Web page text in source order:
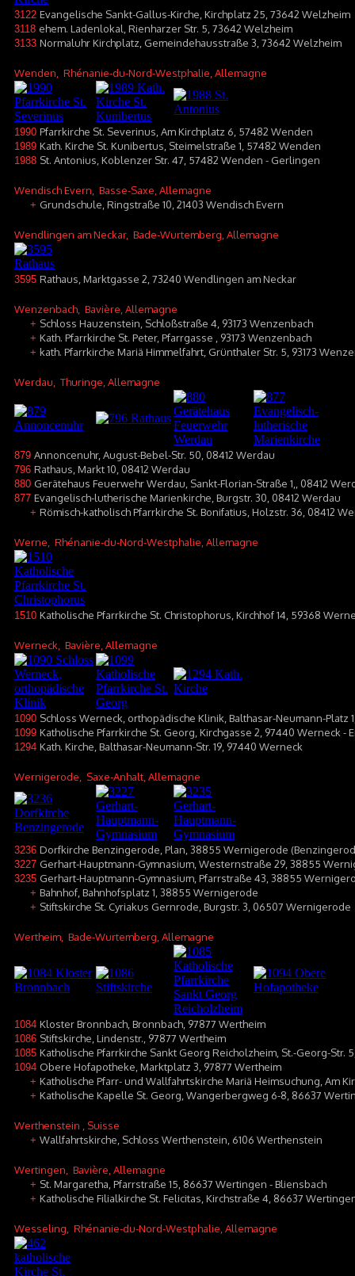
3122 Evangelische Sankt-Gallus-Kirche, Kirchplatz 25, 73642 Welzheim
3118 ehem. Ladenlokal, Rienharzer Str. 5, 73642 Welzheim
3133 Normaluhr Kirchplatz, Gemeindehausstraße 3, 73642 Welzheim
Wenden , Rhénanie-du-Nord-Westphalie, Allemagne
1990 Pfarrkirche St. Severinus, Am Kirchplatz 6, 57482 Wenden
1989 Kath. Kirche St. Kunibertus, Steimelstraße 1, 57482 Wenden
1988 St. Antonius, Koblenzer Str. 47, 57482 Wenden - Gerlingen
Wendisch Evern , Basse-Saxe, Allemagne
+ Grundschule, Ringstraße 10, 21403 Wendisch Evern
Wendlingen am Neckar, Bade-Wurtemberg, Allemagne
3595 Rathaus, Marktgasse 2, 73240 Wendlingen am Neckar
Wenzenbach , Bavière, Allemagne
+ Schloss Hauzenstein, Schloßstraße 4, 93173 Wenzenbach
+ Kath. Pfarrkirche St. Peter, Pfarrgasse , 93173 Wenzenbach
+ kath. Pfarrkirche Mariä Himmelfahrt, Grünthaler Str. 5, 93173
Werdau , Thuringe, Allemagne
879 Annoncenuhr, August-Bebel-Str. 50, 08412 Werdau
796 Rathaus, Markt 10, 08412 Werdau
880 Gerätehaus Feuerwehr Werdau, Sankt-Florian-Straße 1,, 08412
877 Evangelisch-lutherische Marienkirche, Burgstr. 30, 08412 Werdau
+ Römisch-katholisch Pfarrkirche St. Bonifatius, Holzstr. 36, 08412
Werne , Rhénanie-du-Nord-Westphalie, Allemagne
1510 Katholische Pfarrkirche St. Christophorus, Kirchhof 14, 59368
Werneck , Bavière, Allemagne
1090 Schloss Werneck, orthopädische Klinik, Balthasar-Neumann-Platz
1099 Katholische Pfarrkirche St. Georg, Kirchgasse 2, 97440 Werneck -
1294 Kath. Kirche, Balthasar-Neumann-Str. 19, 97440 Werneck
Wernigerode , Saxe-Anhalt, Allemagne
3236 Dorfkirche Benzingerode, Plan, 38855 Wernigerode
3227 Gerhart-Hauptmann-Gymnasium, Westernstraße 29, 38855
3235 Gerhart-Hauptmann-Gymnasium, Pfarrstraße 43, 38855
+ Bahnhof, Bahnhofsplatz 1, 38855 Wernigerode
+ Stiftskirche St. Cyriakus Gernrode, Burgstr. 3, 06507 Wernigerode
Wertheim , Bade-Wurtemberg, Allemagne
1084 Kloster Bronnbach, Bronnbach, 97877 Wertheim
1086 Stiftskirche, Lindenstr., 97877 Wertheim
1085 Katholische Pfarrkirche Sankt Georg Reicholzheim, St.-Georg-Str.
1094 Obere Hofapotheke, Marktplatz 3, 97877 Wertheim
+ Katholische Pfarr- und Wallfahrtskirche Mariä Heimsuchung, Am
+ Katholische Kapelle St. Georg, Wangerbergweg 6-8, 86637
Werthenstein , Suisse
+ Wallfahrtskirche, Schloss Werthenstein, 6106 Werthenstein
Wertingen , Bavière, Allemagne
+ St. Margaretha, Pfarrstraße 15, 86637 Wertingen - Bliensbach
+ Katholische Filialkirche St. Felicitas, Kirchstraße 4, 86637
Wesseling , Rhénanie-du-Nord-Westphalie, Allemagne